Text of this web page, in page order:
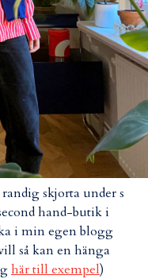
skjorta under s
hand-butik i
i min egen blogg
så kan en hänga
här till exempel)